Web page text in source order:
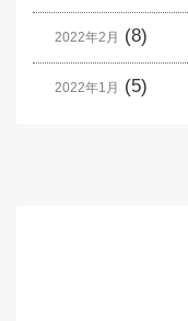
2022年2月 (8)
2022年1月 (5)